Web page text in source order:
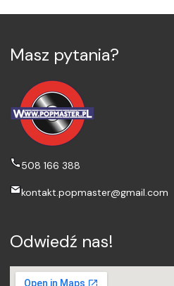
Masz pytania?
508 166 388
kontakt.popmaster@gmail.com
Odwiedź nas!